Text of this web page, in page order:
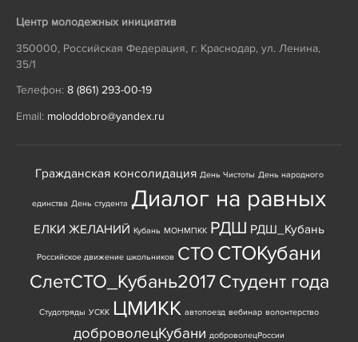
Центр молодежных инициатив
350000, Российская Федерация, г. Краснодар, ул. Ленина,
35/1
Телефон: 8 (861) 293-00-19
Email: moloddobro@yandex.ru
Гражданская консолидация День Чистоты День народного
единства День студента Диалог на равных
ЕЛКИ ЖЕЛАНИЙ Кубань МОНМПКК РДШ РДШ_Кубань
Российское движение школьников СТО СТОКубани
СлетСТО_Кубань2017Студент года
Студотряды УСКК ЦМИКК автопоезд вебинар волонтерство
доброволецКубани доброволецРоссии